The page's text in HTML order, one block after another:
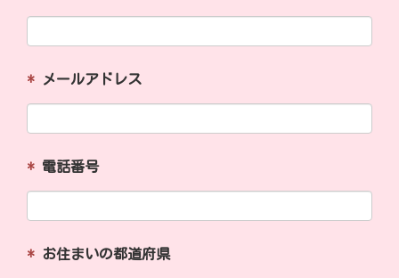
* メールアドレス
* 電話番号
* お住まいの都道府県